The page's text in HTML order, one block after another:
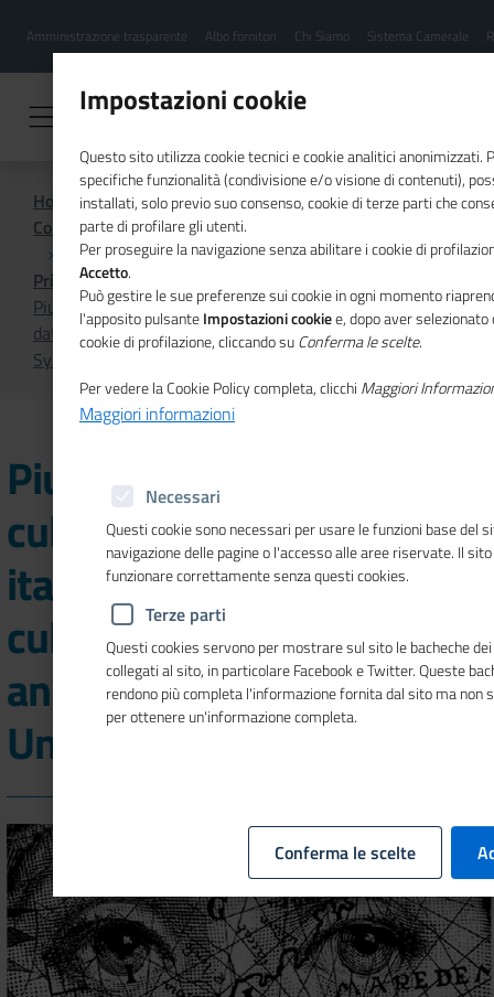
contenuto
Menu
hamburgher
Amministrazione trasparente Albo fornitori Chi Siamo Sistema Camerale
Home
Comunicazione istituzionale per il sistema camerale
Primo Piano
Piu' forte il ruolo della cultura nell'economia italiana: i
dati di "Io sono cultura" 2019 il rapporto annuale di
Symbola e Unioncamere
Piu' forte il ruolo della
cultura nell'economia
italiana: i dati di "Io sono
cultura" 2019 il rapporto
annuale di Symbola e
Unioncamere
Impostazioni cookie
Questo sito utilizza cookie tecnici e cookie analitici anonimizzati.
specifiche funzionalità (condivisione e/o visione di contenuti),
installati, solo previo suo consenso, cookie di terze parti che
parte di profilare gli utenti.
Per proseguire la navigazione senza abilitare i cookie di
Accetto.
Può gestire le sue preferenze sui cookie in ogni momento
l'apposito pulsanteImpostazioni cookiee, dopo aver
cookie di profilazione, cliccando suConferma le scelte.
Per vedere la Cookie Policy completa, clicchi Maggiori
Maggiori informazioni
Necessari
Questi cookie sono necessari per usare le funzioni base del
navigazione delle pagine o l'accesso alle aree riservate. Il
funzionare correttamente senza questi cookies.
Terze parti
Questi cookies servono per mostrare sul sito le bacheche
collegati al sito, in particolare Facebook e Twitter. Queste
rendono più completa l'informazione fornita dal sito ma non
per ottenere un'informazione completa.
Conferma le scelte